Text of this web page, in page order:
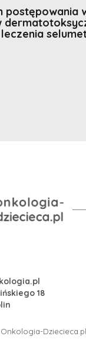
postępowania
18
Onkologia-Dziecieca.pl